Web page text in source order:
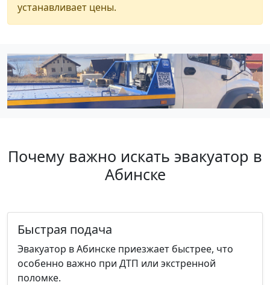
устанавливает цены.
Почему важно искать эвакуатор в
Абинске
Быстрая подача
Эвакуатор в Абинске приезжает быстрее, что
особенно важно при ДТП или экстренной
поломке.